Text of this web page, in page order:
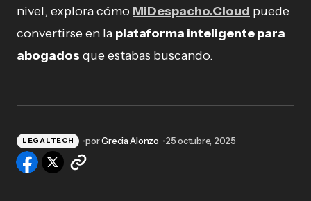
nivel, explora cómo MiDespacho.Cloud puede
convertirse en la plataforma inteligente para
abogados que estabas buscando.
LEGALTECH porGrecia Alonzo 25 octubre, 2025